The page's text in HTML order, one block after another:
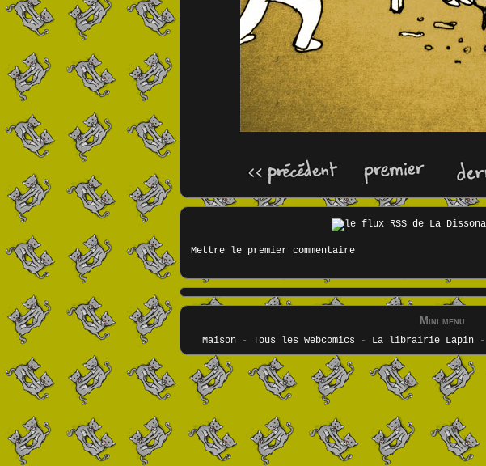
Mettre le premier commentaire
Mini menu
Maison- Tous les webcomics - La librairie Lapin-